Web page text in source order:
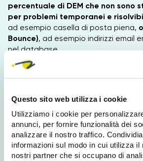
Questo sito web utilizza i cookie
Utilizziamo i cookie per
annunci, per fornire funzionalità dei
analizzare il nostro traffico.
informazioni sul modo in cui utilizza il
nostri partner che si occupano di
percentuale di DEM che non sono
per problemi temporanei e
ad esempio casella di posta piena,
Bounce), ad esempio indirizzi email
nel database.
Il Bounce Rate va monitorato
poter eseguire operazioni dipulizia
Un alto tasso di bounce rate infatti,
giocare la nostra reputazione come
4. Tasso di Disiscrizione